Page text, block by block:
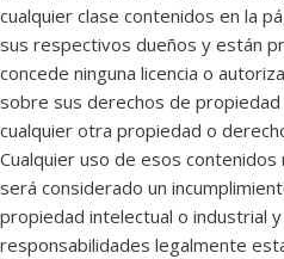
cualquier clase contenidos en la
sus respectivos dueños y están
concede ninguna licencia o
sobre sus derechos de
cualquier otra propiedad o
Cualquier uso de esos
será considerado un
propiedad intelectual o industrial
responsabilidades legalmente